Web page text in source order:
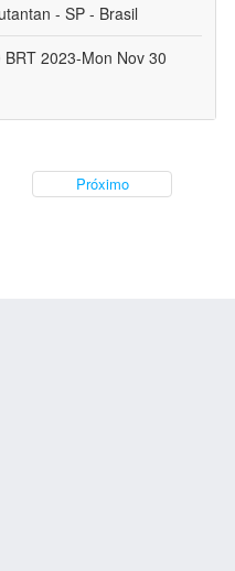
- SP - Brasil
2023-Mon Nov 30
Próximo